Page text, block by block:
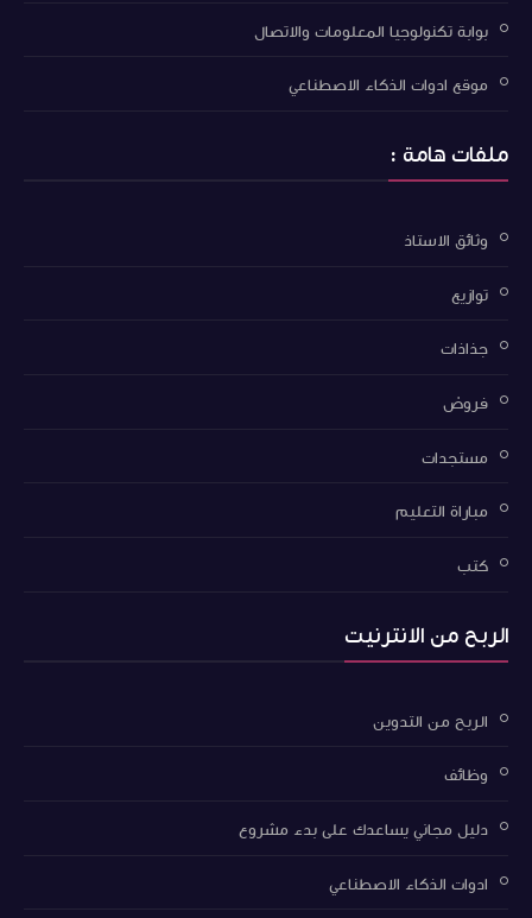
بوابة تكنولوجيا المعلومات والاتصال
موقع ادوات الذكاء الاصطناعي
ملفات هامة :
وثائق الاستاذ
توازيع
جذاذات
فروض
مستجدات
مباراة التعليم
كتب
الربح من الانترنيت
الربح من التدوين
وظائف
دليل مجاني يساعدك على بدء مشروع
ادوات الذكاء الاصطناعي